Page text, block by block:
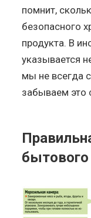
помнит,
безопасного
продукта. В
указывается
мы не всегда
забываем это